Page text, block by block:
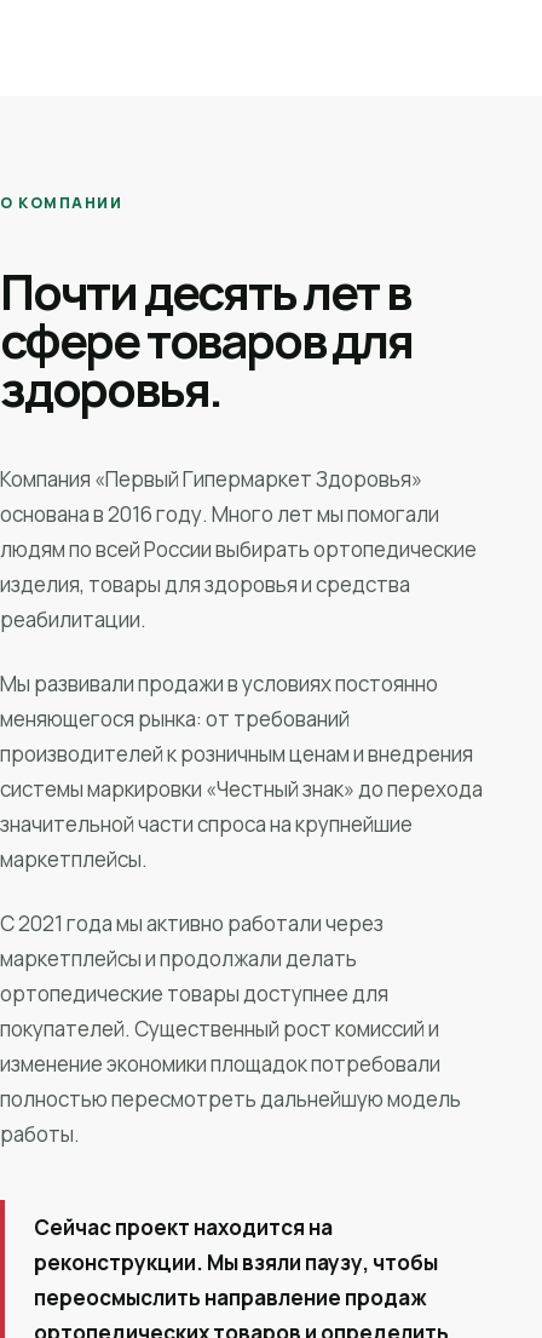
О КОМПАНИИ
Почти десять лет в
сфере товаров для
здоровья.
Компания «Первый Гипермаркет Здоровья»
основана в 2016 году. Много лет мы помогали
людям по всей России выбирать ортопедические
изделия, товары для здоровья и средства
реабилитации.
Мы развивали продажи в условиях постоянно
меняющегося рынка: от требований
производителей к розничным ценам и внедрения
системы маркировки «Честный знак» до перехода
значительной части спроса на крупнейшие
маркетплейсы.
С 2021 года мы активно работали через
маркетплейсы и продолжали делать
ортопедические товары доступнее для
покупателей. Существенный рост комиссий и
изменение экономики площадок потребовали
полностью пересмотреть дальнейшую модель
работы.
Сейчас проект находится на
реконструкции. Мы взяли паузу, чтобы
переосмыслить направление продаж